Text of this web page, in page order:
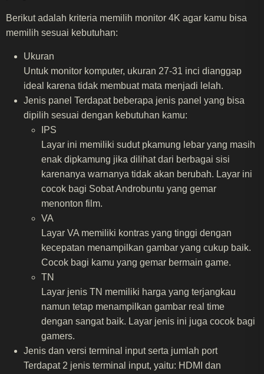
Berikut adalah kriteria memilih monitor 4K agar kamu bisa
memilih sesuai kebutuhan:
Ukuran
Untuk monitor komputer, ukuran 27-31 inci dianggap
ideal karena tidak membuat mata menjadi lelah.
Jenis panel Terdapat beberapa jenis panel yang bisa
dipilih sesuai dengan kebutuhan kamu:
IPS
Layar ini memiliki sudut pkamung lebar yang masih
enak dipkamung jika dilihat dari berbagai sisi
karenanya warnanya tidak akan berubah. Layar ini
cocok bagi Sobat Androbuntu yang gemar
menonton film.
VA
Layar VA memiliki kontras yang tinggi dengan
kecepatan menampilkan gambar yang cukup baik.
Cocok bagi kamu yang gemar bermain game.
TN
Layar jenis TN memiliki harga yang terjangkau
namun tetap menampilkan gambar real time
dengan sangat baik. Layar jenis ini juga cocok bagi
gamers.
Jenis dan versi terminal input serta jumlah port
Terdapat 2 jenis terminal input, yaitu: HDMI dan